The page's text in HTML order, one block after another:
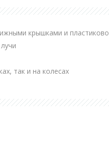
крышками и
так и на колесах